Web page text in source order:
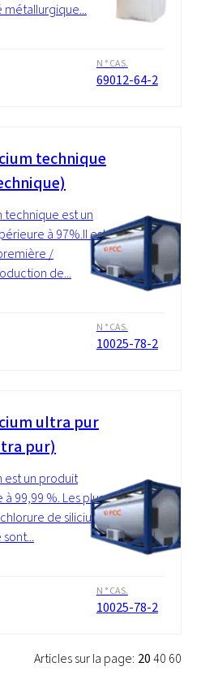
N ° CAS.
69012-64-2
technique
technique est un
à 97%.Il est
/
de...
N ° CAS.
10025-78-2
ultra pur
pur)
est un produit
99,99 %. Les plus
de silicium
N ° CAS.
10025-78-2
Articles sur la page: 2040 60